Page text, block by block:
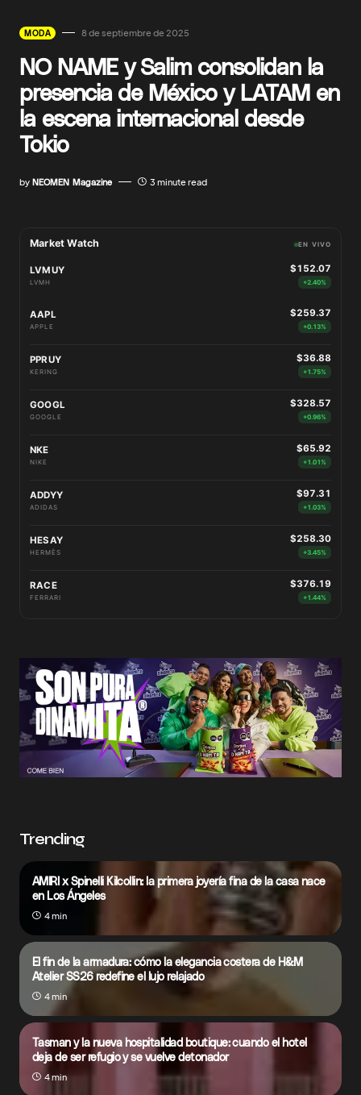
MODA 8 de septiembre de 2025
NO NAME y Salim consolidan la
presencia de México y LATAM en
la escena internacional desde
Tokio
by NEOMEN Magazine 3 minute read
Market Watch EN VIVO
LVMUY
LVMH
$152.07
+2.40%
AAPL
APPLE
$259.37
+0.13%
PPRUY
KERING
$36.88
+1.75%
GOOGL
GOOGLE
$328.57
+0.96%
NKE
NIKE
$65.92
+1.01%
ADDYY
ADIDAS
$97.31
+1.03%
HESAY
HERMÈS
$258.30
+3.45%
RACE
FERRARI
$376.19
+1.44%
Trending
AMIRI x Spinelli Kilcollin: la primera joyería fina de la casa nace
en Los Ángeles
4 min
El fin de la armadura: cómo la elegancia costera de H&M
Atelier SS26 redefine el lujo relajado
4 min
Tasman y la nueva hospitalidad boutique: cuando el hotel
deja de ser refugio y se vuelve detonador
4 min